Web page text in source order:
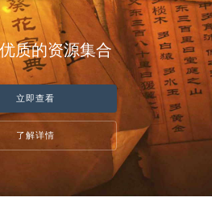
质的资源集合
立即查看
了解详情